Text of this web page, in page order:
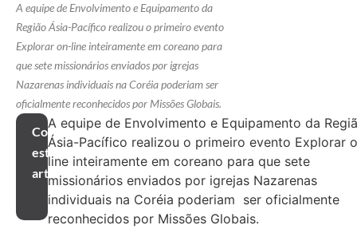
A equipe de Envolvimento e Equipamento da
Região Ásia-Pacífico realizou o primeiro evento
Explorar on-line inteiramente em coreano para
que sete missionários enviados por igrejas
Nazarenas individuais na Coréia poderiam ser
oficialmente reconhecidos por Missões Globais.
Compartilhar
este
artigo
A equipe de Envolvimento e Equipamento da
Ásia-Pacífico realizou o primeiro evento Explorar
line inteiramente em coreano para que sete
missionários enviados por igrejas Nazarenas
individuais na Coréia poderiam ser oficialmente
reconhecidos por Missões Globais.